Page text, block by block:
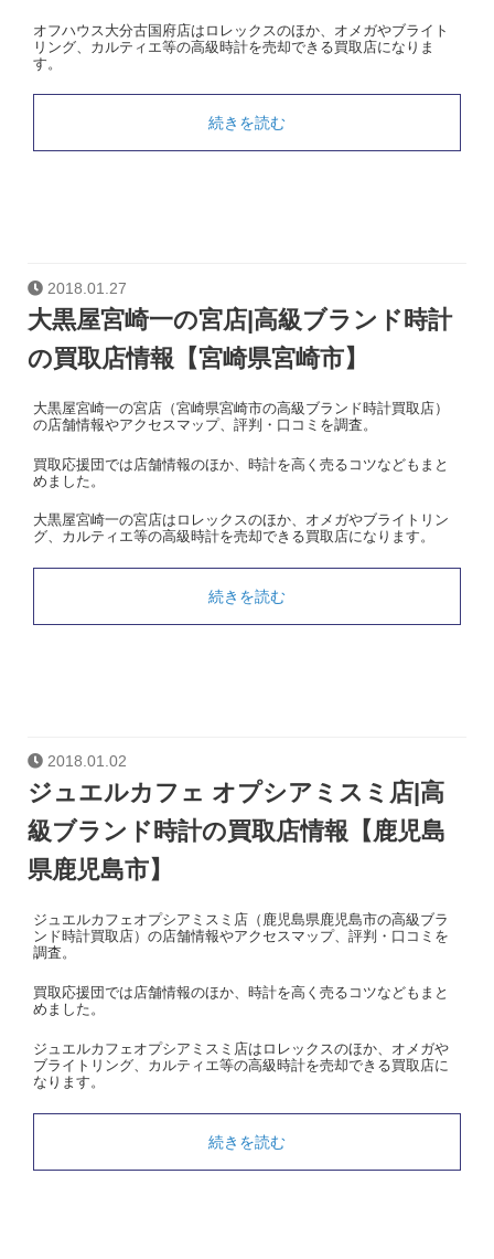
オフハウス大分古国府店はロレックスのほか、オメガやブライト
リング、カルティエ等の高級時計を売却できる買取店になりま
す。
続きを読む
2018.01.27
大黒屋宮崎一の宮店|高級ブランド時計
の買取店情報【宮崎県宮崎市】
大黒屋宮崎一の宮店（宮崎県宮崎市の高級ブランド時計買取店）
の店舗情報やアクセスマップ、評判・口コミを調査。
買取応援団では店舗情報のほか、時計を高く売るコツなどもまと
めました。
大黒屋宮崎一の宮店はロレックスのほか、オメガやブライトリン
グ、カルティエ等の高級時計を売却できる買取店になります。
続きを読む
2018.01.02
ジュエルカフェ オプシアミスミ店|高
級ブランド時計の買取店情報【鹿児島
県鹿児島市】
ジュエルカフェオプシアミスミ店（鹿児島県鹿児島市の高級ブラ
ンド時計買取店）の店舗情報やアクセスマップ、評判・口コミを
調査。
買取応援団では店舗情報のほか、時計を高く売るコツなどもまと
めました。
ジュエルカフェオプシアミスミ店はロレックスのほか、オメガや
ブライトリング、カルティエ等の高級時計を売却できる買取店に
なります。
続きを読む